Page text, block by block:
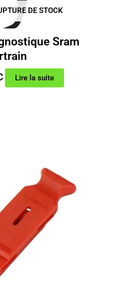
DE STOCK
Sram
Lire la suite